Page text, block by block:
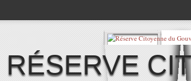
RÉSERVE